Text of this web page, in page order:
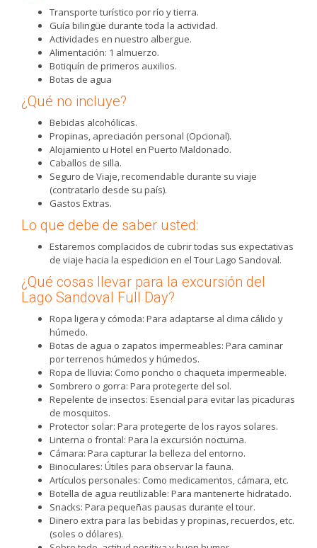
Transporte turístico por río y tierra.
Guía bilingüe durante toda la actividad.
Actividades en nuestro albergue.
Alimentación: 1 almuerzo.
Botiquín de primeros auxilios.
Botas de agua
¿Qué no incluye?
Bebidas alcohólicas.
Propinas, apreciación personal (Opcional).
Alojamiento u Hotel en Puerto Maldonado.
Caballos de silla.
Seguro de Viaje, recomendable durante su viaje
(contratarlo desde su país).
Gastos Extras.
Lo que debe de saber usted:
Estaremos complacidos de cubrir todas sus expectativas
de viaje hacia la espedicion en el Tour Lago Sandoval.
¿Qué cosas llevar para la excursión del
Lago Sandoval Full Day?
Ropa ligera y cómoda: Para adaptarse al clima cálido y
húmedo.
Botas de agua o zapatos impermeables: Para caminar
por terrenos húmedos y húmedos.
Ropa de lluvia: Como poncho o chaqueta impermeable.
Sombrero o gorra: Para protegerte del sol.
Repelente de insectos: Esencial para evitar las picaduras
de mosquitos.
Protector solar: Para protegerte de los rayos solares.
Linterna o frontal: Para la excursión nocturna.
Cámara: Para capturar la belleza del entorno.
Binoculares: Útiles para observar la fauna.
Artículos personales: Como medicamentos, cámara, etc.
Botella de agua reutilizable: Para mantenerte hidratado.
Snacks: Para pequeñas pausas durante el tour.
Dinero extra para las bebidas y propinas, recuerdos, etc.
(soles o dólares).